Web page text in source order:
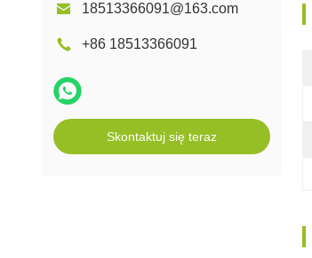
18513366091@163.com
+86 18513366091
Skontaktuj się teraz